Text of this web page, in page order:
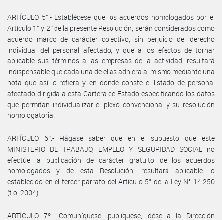
ARTÍCULO 5°.- Establécese que los acuerdos homologados por el
Artículo 1° y 2° de la presente Resolución, serán considerados como
acuerdo marco de carácter colectivo, sin perjuicio del derecho
individual del personal afectado, y que a los efectos de tornar
aplicable sus términos a las empresas de la actividad, resultará
indispensable que cada una de ellas adhiera al mismo mediante una
nota que así lo refiera y en donde conste el listado de personal
afectado dirigida a esta Cartera de Estado especificando los datos
que permitan individualizar el plexo convencional y su resolución
homologatoria.
ARTÍCULO 6°.- Hágase saber que en el supuesto que este
MINISTERIO DE TRABAJO, EMPLEO Y SEGURIDAD SOCIAL no
efectúe la publicación de carácter gratuito de los acuerdos
homologados y de esta Resolución, resultará aplicable lo
establecido en el tercer párrafo del Artículo 5° de la Ley N° 14.250
(t.o. 2004).
ARTÍCULO 7º.- Comuníquese, publíquese, dése a la Dirección